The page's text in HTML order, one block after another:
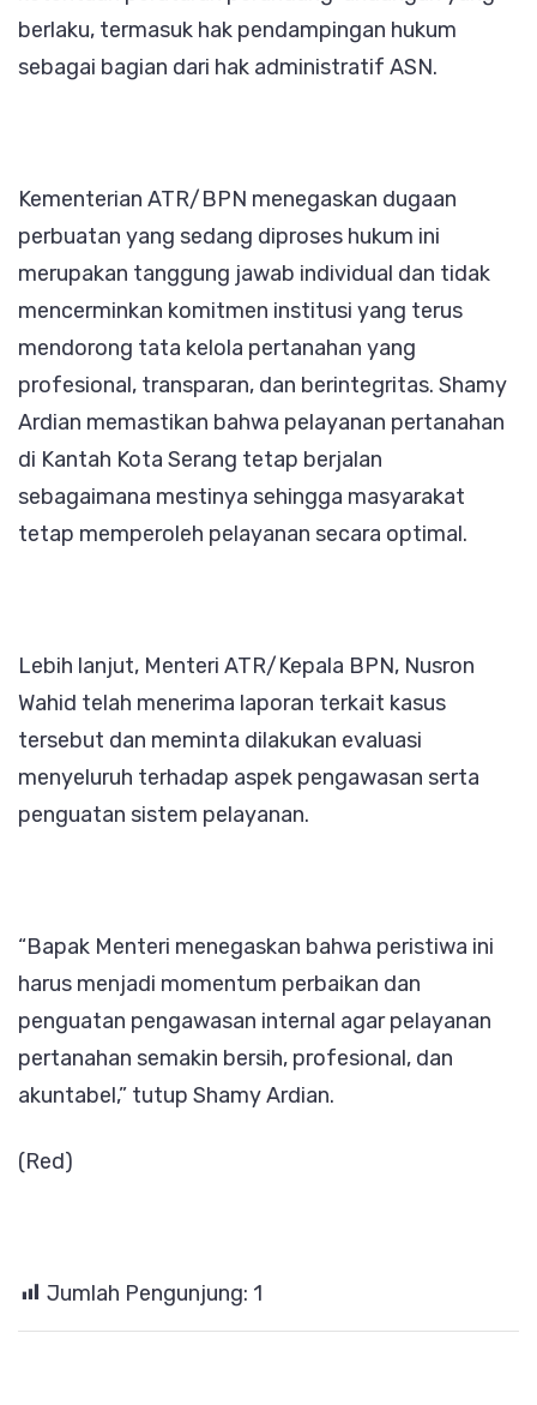
berlaku, termasuk hak pendampingan hukum
sebagai bagian dari hak administratif ASN.
Kementerian ATR/BPN menegaskan dugaan
perbuatan yang sedang diproses hukum ini
merupakan tanggung jawab individual dan tidak
mencerminkan komitmen institusi yang terus
mendorong tata kelola pertanahan yang
profesional, transparan, dan berintegritas. Shamy
Ardian memastikan bahwa pelayanan pertanahan
di Kantah Kota Serang tetap berjalan
sebagaimana mestinya sehingga masyarakat
tetap memperoleh pelayanan secara optimal.
Lebih lanjut, Menteri ATR/Kepala BPN, Nusron
Wahid telah menerima laporan terkait kasus
tersebut dan meminta dilakukan evaluasi
menyeluruh terhadap aspek pengawasan serta
penguatan sistem pelayanan.
“Bapak Menteri menegaskan bahwa peristiwa ini
harus menjadi momentum perbaikan dan
penguatan pengawasan internal agar pelayanan
pertanahan semakin bersih, profesional, dan
akuntabel,” tutup Shamy Ardian.
(Red)
Jumlah Pengunjung: 1